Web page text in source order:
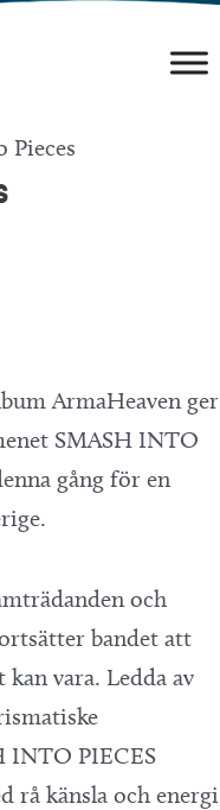
Pieces
ArmaHeaven ger
SMASH INTO
gång för en
och
bandet att
vara. Ledda av
INTO PIECES
rå känsla och energi